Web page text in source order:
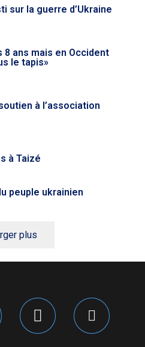
sur la guerre d’Ukraine
ans mais en Occident
le tapis»
à l’association
à Taizé
peuple ukrainien
plus